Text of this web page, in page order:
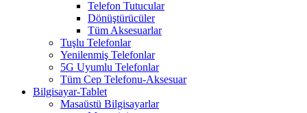
Telefon Tutucular
Dönüştürücüler
Tüm Aksesuarlar
Tuşlu Telefonlar
Yenilenmiş Telefonlar
5G Uyumlu Telefonlar
Tüm Cep Telefonu-Aksesuar
Bilgisayar-Tablet
Masaüstü Bilgisayarlar